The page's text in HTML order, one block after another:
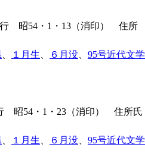
昭54・1・13（消印） 住所
１月生 ６月没
95号近代文学
昭54・1・23（消印） 住所氏
１月生 ６月没
95号近代文学